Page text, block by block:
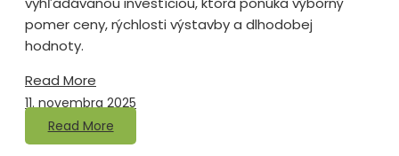
pomer ceny, rýchlosti výstavby a dlhodobej
hodnoty.
Read More
11. novembra 2025
Read More